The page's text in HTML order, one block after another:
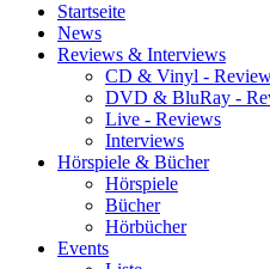
Startseite
News
Reviews & Interviews
CD & Vinyl -
DVD & BluRay -
Live - Reviews
Interviews
Hörspiele & Bücher
Hörspiele
Bücher
Hörbücher
Events